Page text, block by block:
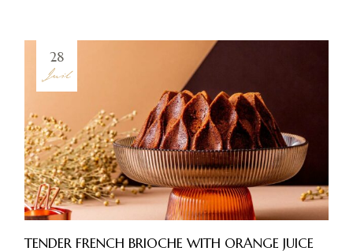
28
Juil
TENDER FRENCH BRIOCHE WITH ORANGE JUICE